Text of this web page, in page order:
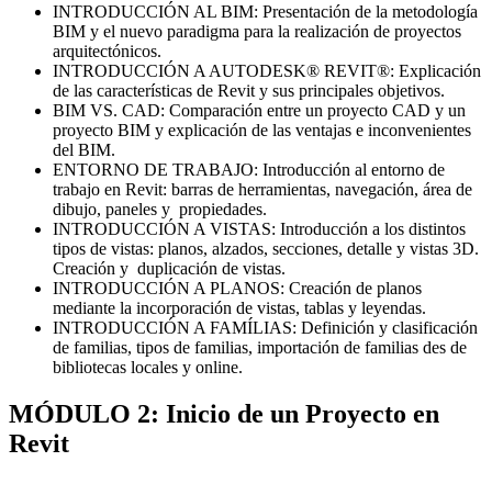
INTRODUCCIÓN AL BIM: Presentación de la metodología
BIM y el nuevo paradigma para la realización de proyectos
arquitectónicos.
INTRODUCCIÓN A AUTODESK® REVIT®: Explicación
de las características de Revit y sus principales objetivos.
BIM VS. CAD: Comparación entre un proyecto CAD y un
proyecto BIM y explicación de las ventajas e inconvenientes
del BIM.
ENTORNO DE TRABAJO: Introducción al entorno de
trabajo en Revit: barras de herramientas, navegación, área de
dibujo, paneles y propiedades.
INTRODUCCIÓN A VISTAS: Introducción a los distintos
tipos de vistas: planos, alzados, secciones, detalle y vistas 3D.
Creación y duplicación de vistas.
INTRODUCCIÓN A PLANOS: Creación de planos
mediante la incorporación de vistas, tablas y leyendas.
INTRODUCCIÓN A FAMÍLIAS: Definición y clasificación
de familias, tipos de familias, importación de familias des de
bibliotecas locales y online.
MÓDULO 2: Inicio de un Proyecto en
Revit